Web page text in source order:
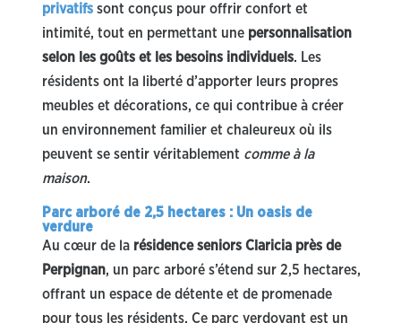
privatifssont conçus pour offrir confort et
intimité, tout en permettant une personnalisation
selon les goûts et les besoins individuels. Les
résidents ont la liberté d’apporter leurs propres
meubles et décorations, ce qui contribue à créer
un environnement familier et chaleureux où ils
peuvent se sentir véritablement comme à la
maison.
Parc arboré de 2,5 hectares : Un oasis de
verdure
Au cœur de la résidence seniors Claricia près de
Perpignan, un parc arboré s’étend sur 2,5 hectares,
offrant un espace de détente et de promenade
pour tous les résidents. Ce parc verdoyant est un